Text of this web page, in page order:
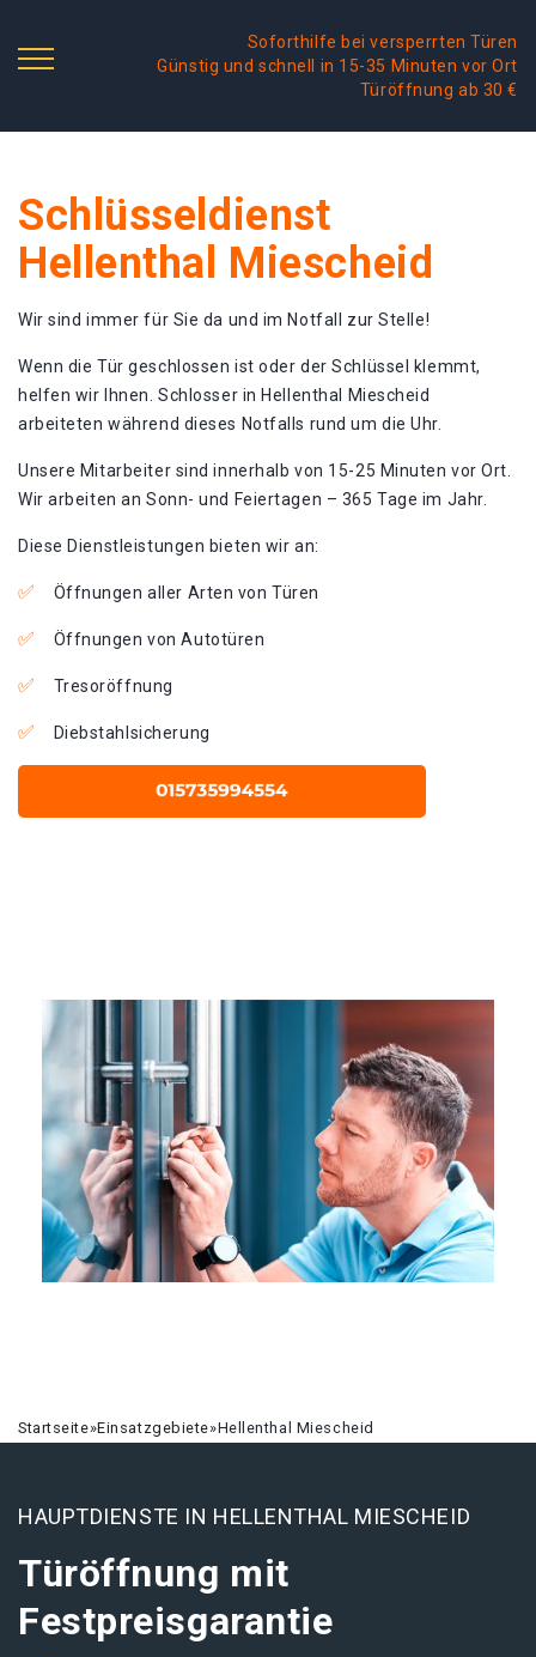
Soforthilfe bei versperrten Türen
Günstig und schnell in 15-35 Minuten vor Ort
Türöffnung ab 30 €
Schlüsseldienst
Hellenthal Miescheid
Wir sind immer für Sie da und im Notfall zur Stelle!
Wenn die Tür geschlossen ist oder der Schlüssel klemmt,
helfen wir Ihnen. Schlosser in Hellenthal Miescheid
arbeiteten während dieses Notfalls rund um die Uhr.
Unsere Mitarbeiter sind innerhalb von 15-25 Minuten vor Ort.
Wir arbeiten an Sonn- und Feiertagen – 365 Tage im Jahr.
Diese Dienstleistungen bieten wir an:
Öffnungen aller Arten von Türen
Öffnungen von Autotüren
Tresoröffnung
Diebstahlsicherung
Startseite»Einsatzgebiete»Hellenthal Miescheid
HAUPTDIENSTE IN HELLENTHAL MIESCHEID
Türöffnung mit
Festpreisgarantie